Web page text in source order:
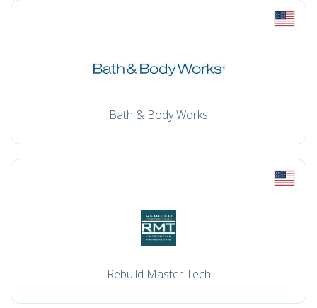
Bath & Body Works
Rebuild Master Tech